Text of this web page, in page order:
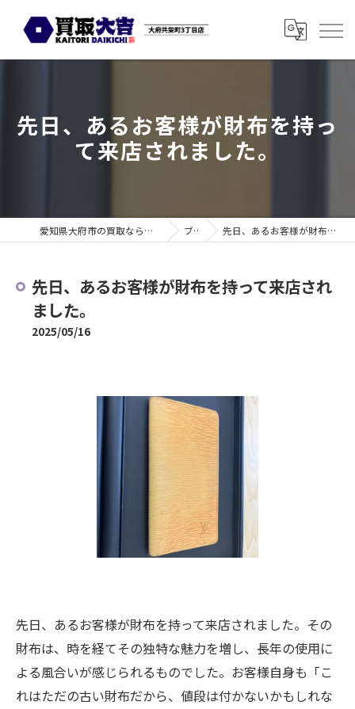
先日、あるお客様が財布を持っ
て来店されました。
愛知県大府市の買取なら買取大吉 大府共栄町3丁目店 ブログ 先日、あるお客様が財布を持って来店されました。
先日、あるお客様が財布を持って来店され
ました。
2025/05/16
先日、あるお客様が財布を持って来店されました。その
財布は、時を経てその独特な魅力を増し、長年の使用に
よる風合いが感じられるものでした。お客様自身も「こ
れはただの古い財布だから、値段は付かないかもしれな